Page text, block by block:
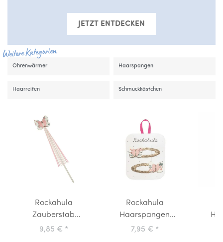
JETZT ENTDECKEN
Weitere Kategorien
Ohrenwärmer Haarspangen
Haarreifen Schmuckkästchen
Rockahula
Zauberstab
Schmetterling
9,85 € *
Rockahula
Haarspangen
Blumen
7,95 € *